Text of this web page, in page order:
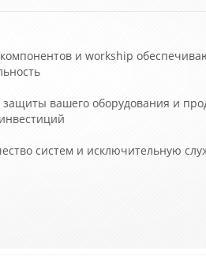
и workship
вашего оборудования и
систем и исключительную